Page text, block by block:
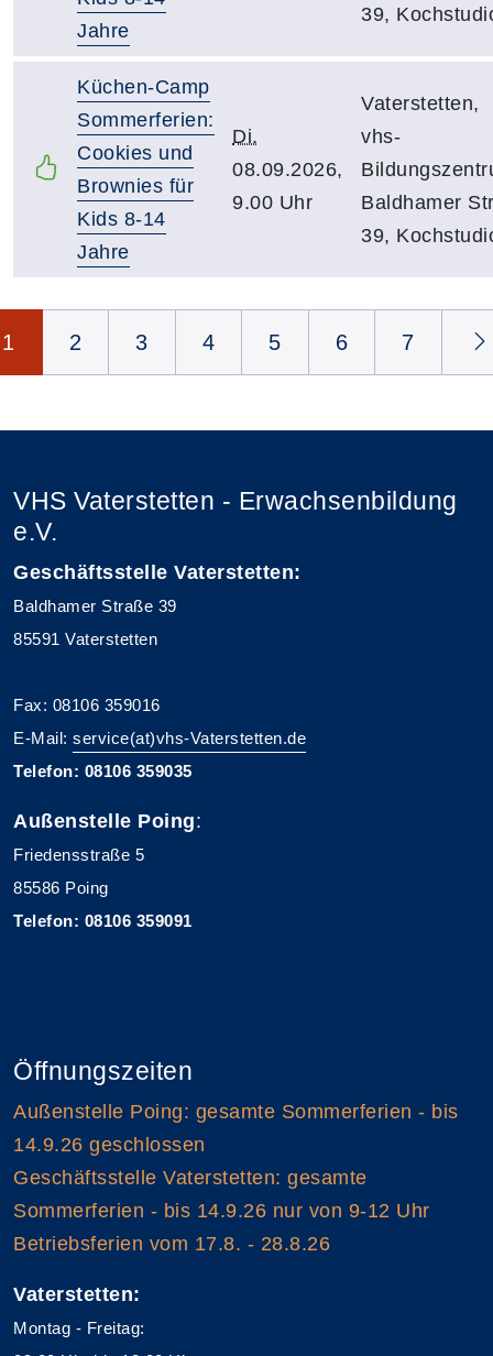
Jahre
39,
Küchen-Camp
Sommerferien:
Cookies und
Brownies für
Kids 8-14
Jahre
Di.
08.09.2026,
9.00 Uhr
Vaterstetten,
vhs-
Baldhamer
39,
1 2 3 4 5 6 7
VHS Vaterstetten - Erwachsenbildung
e.V.
Geschäftsstelle Vaterstetten:
Baldhamer Straße 39
85591 Vaterstetten
Fax: 08106 359016
E-Mail: service(at)vhs-Vaterstetten.de
Telefon: 08106 359035
Außenstelle Poing:
Friedensstraße 5
85586 Poing
Telefon: 08106 359091
Öffnungszeiten
Außenstelle Poing: gesamte Sommerferien - bis
14.9.26 geschlossen
Geschäftsstelle Vaterstetten: gesamte
Sommerferien - bis 14.9.26 nur von 9-12 Uhr
Betriebsferien vom 17.8. - 28.8.26
Vaterstetten:
Montag - Freitag: